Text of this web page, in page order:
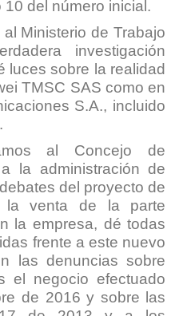
del número inicial.
Ministerio de Trabajo
investigación
luces sobre la realidad
TMSC SAS como en
S.A., incluido
al Concejo de
la administración de
del proyecto de
la venta de la parte
la empresa, dé todas
frente a este nuevo
las denuncias sobre
el negocio efectuado
de 2016 y sobre las